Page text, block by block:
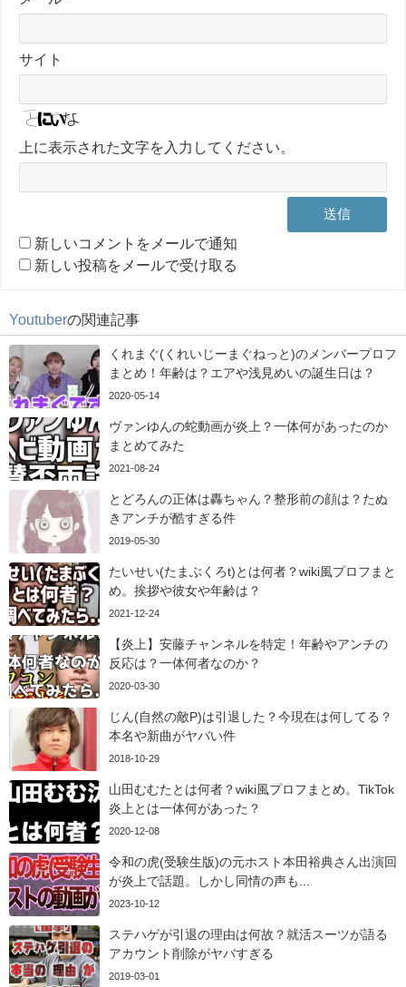
サイト
上に表示された文字を入力してください。
新しいコメントをメールで通知
新しい投稿をメールで受け取る
Youtuberの関連記事
くれまぐ(くれいじーまぐねっと)のメンバープロフ
まとめ！年齢は？エアや浅見めいの誕生日は？
2020-05-14
ヴァンゆんの蛇動画が炎上？一体何があったのか
まとめてみた
2021-08-24
とどろんの正体は轟ちゃん？整形前の顔は？たぬ
きアンチが酷すぎる件
2019-05-30
たいせい(たまぶくろt)とは何者？wiki風プロフまと
め。挨拶や彼女や年齢は？
2021-12-24
【炎上】安藤チャンネルを特定！年齢やアンチの
反応は？一体何者なのか？
2020-03-30
じん(自然の敵P)は引退した？今現在は何してる？
本名や新曲がヤバい件
2018-10-29
山田むむたとは何者？wiki風プロフまとめ。TikTok
炎上とは一体何があった？
2020-12-08
令和の虎(受験生版)の元ホスト本田裕典さん出演回
が炎上で話題。しかし同情の声も...
2023-10-12
ステハゲが引退の理由は何故？就活スーツが語る
アカウント削除がヤバすぎる
2019-03-01